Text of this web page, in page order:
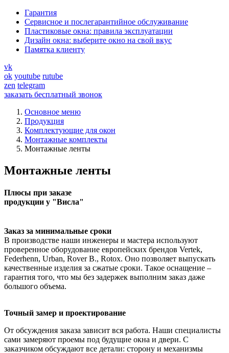
Гарантия
Cервисное и послегарантийное обслуживание
Пластиковые окна: правила эксплуатации
Дизайн окна: выберите окно на свой вкус
Памятка клиенту
vk
ok youtube rutube
zen telegram
заказать бесплатный звонок
Основное меню
Продукция
Комплектующие для окон
Монтажные комплекты
Монтажные ленты
Монтажные ленты
Плюсы при заказе
продукции у "Висла"
Заказ за минимальные сроки
В производстве наши инженеры и мастера используют
проверенное оборудование европейских брендов Vertek,
Federhenn, Urban, Rover B., Rotox. Оно позволяет выпускать
качественные изделия за сжатые сроки. Такое оснащение –
гарантия того, что мы без задержек выполним заказ даже
большого объема.
Точный замер и проектирование
От обсуждения заказа зависит вся работа. Наши специалисты
сами замеряют проемы под будущие окна и двери. С
заказчиком обсуждают все детали: сторону и механизмы